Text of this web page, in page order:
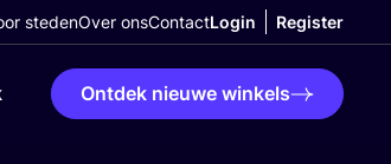
stedenOver onsContactLogin Register
Ontdek nieuwe winkels